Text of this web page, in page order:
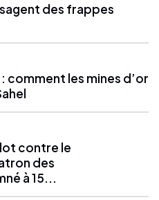
des frappes
comment les mines d’or
contre le
des
à 15...